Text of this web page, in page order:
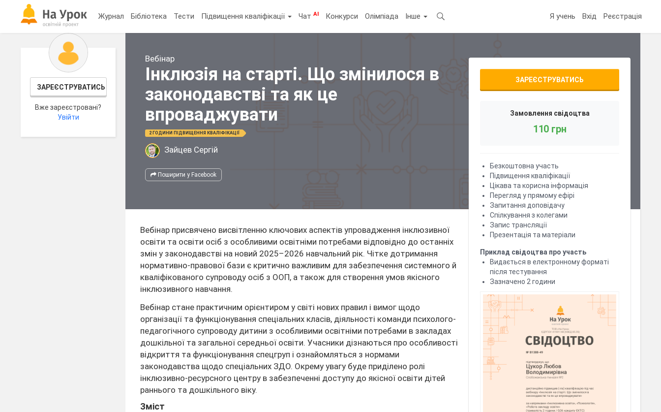
Журнал Бібліотека Тести Підвищення кваліфікації ЧатAI Конкурси Олімпіада Інше Я учень Вхід Реєстрація
ЗАРЕЄСТРУВАТИСЬ
Вже зареєстровані?
Увійти
Вебінар
Інклюзія на старті. Що змінилося в
законодавстві та як це
впроваджувати
2 ГОДИНИ ПІДВИЩЕННЯ КВАЛІФІКАЦІЇ
Зайцев Сергій
Поширити у Facebook
ЗАРЕЄСТРУВАТИСЬ
Замовлення свідоцтва
110 грн
Безкоштовна участь
Підвищення кваліфікації
Цікава та корисна інформація
Перегляд у прямому ефірі
Запитання доповідачу
Спілкування з колегами
Запис трансляції
Презентація та матеріали
Приклад свідоцтва про участь
Видається в електронному форматі
після тестування
Зазначено 2 години
Вебінар присвячено висвітленню ключових аспектів упровадження інклюзивної
освіти та освіти осіб з особливими освітніми потребами відповідно до останніх
змін у законодавстві на новий 2025–2026 навчальний рік. Чітке дотримання
нормативно-правової бази є критично важливим для забезпечення системного й
кваліфікованого супроводу осіб з ООП, а також для створення умов якісного
інклюзивного навчання.
Вебінар стане практичним орієнтиром у світі нових правил і вимог щодо
організації та функціонування спеціальних класів, діяльності команди психолого-
педагогічного супроводу дитини з особливими освітніми потребами в закладах
дошкільної та загальної середньої освіти. Учасники дізнаються про особливості
відкриття та функціонування спецгруп і ознайомляться з нормами
законодавства щодо спеціальних ЗДО. Окрему увагу буде приділено ролі
інклюзивно-ресурсного центру в забезпеченні доступу до якісної освіти дітей
раннього та дошкільного віку.
Зміст